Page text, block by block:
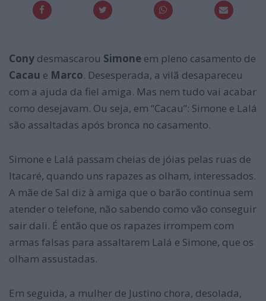
Cony desmascarou Simone em pleno casamento de
Cacau e Marco. Desesperada, a vilã desapareceu
com a ajuda da fiel amiga. Mas nem tudo vai acabar
como desejavam. Ou seja, em “Cacau”: Simone e Lalá
são assaltadas após bronca no casamento.
Simone e Lalá passam cheias de jóias pelas ruas de
Itacaré, quando uns rapazes as olham, interessados.
A mãe de Sal diz à amiga que o barão continua sem
atender o telefone, não sabendo como vão conseguir
sair dali. É então que os rapazes irrompem com
armas falsas para assaltarem Lalá e Simone, que os
olham assustadas.
Em seguida, a mulher de Justino chora, desolada,